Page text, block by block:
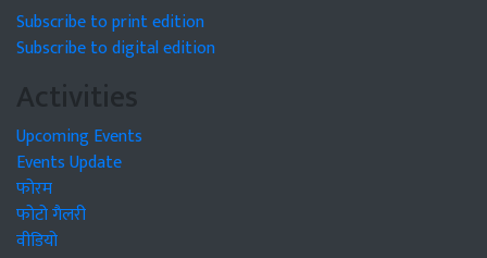
Subscribe to print edition
Subscribe to digital edition
Activities
Upcoming Events
Events Update
फोरम
फोटो गैलरी
वीडियो